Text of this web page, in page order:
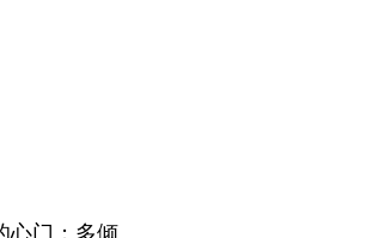
心门；多倾